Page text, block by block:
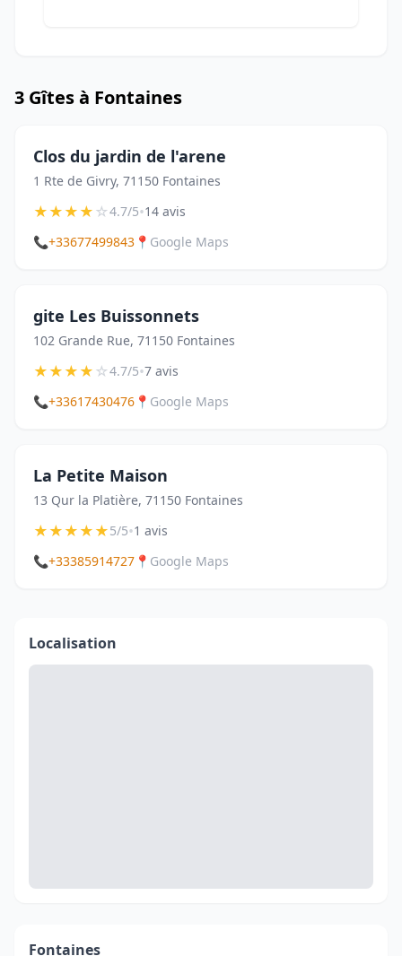
3 Gîtes à Fontaines
Clos du jardin de l'arene
1 Rte de Givry, 71150 Fontaines
★★★★☆4.7/5•14 avis
📞+33677499843 📍 Google Maps
gite Les Buissonnets
102 Grande Rue, 71150 Fontaines
★★★★☆4.7/5•7 avis
📞+33617430476 📍 Google Maps
La Petite Maison
13 Qur la Platière, 71150 Fontaines
★★★★★5/5•1 avis
📞+33385914727 📍 Google Maps
Localisation
Fontaines